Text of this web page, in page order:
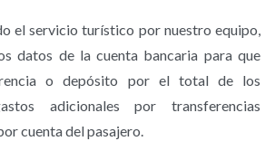
el servicio turístico por nuestro equipo,
datos de la cuenta bancaria para que
o depósito por el total de los
adicionales por transferencias
cuenta del pasajero.